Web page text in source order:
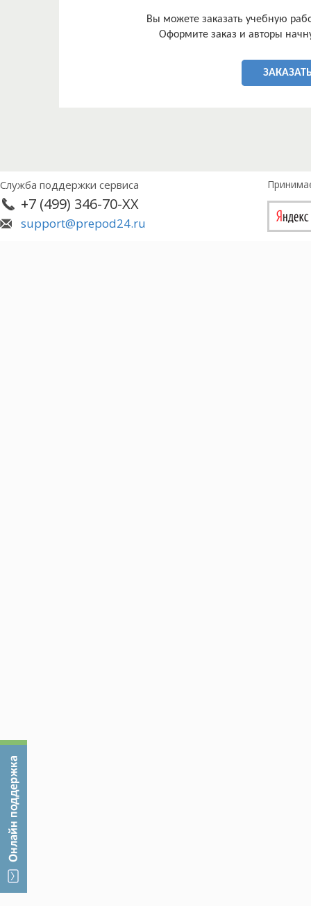
Вы можете заказать учебную
Оформите заказ и авторы
Служба поддержки сервиса
+7 (499) 346-70-XX
support@prepod24.ru